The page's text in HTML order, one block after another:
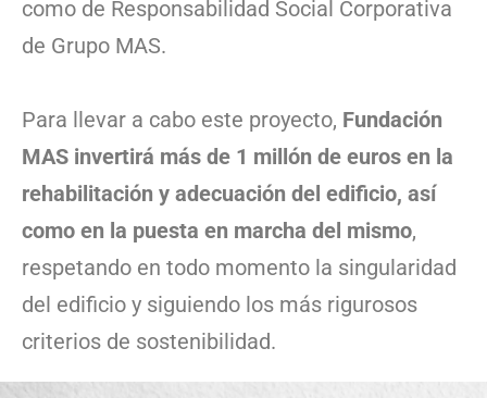
como de Responsabilidad Social Corporativa
de Grupo MAS.
Para llevar a cabo este proyecto, Fundación
MAS invertirá más de 1 millón de euros en la
rehabilitación y adecuación del edificio, así
como en la puesta en marcha del mismo,
respetando en todo momento la singularidad
del edificio y siguiendo los más rigurosos
criterios de sostenibilidad.